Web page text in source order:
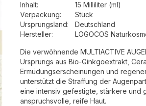
Inhalt:
15 Milliliter (ml)
Verpackung:
Stück
Ursprungsland:
Deutschland
Hersteller: LOGOCOS
Die verwöhnende MULTIACTIVE
Ursprungs aus Bio-Ginkgoextrakt,
Ermüdungserscheinungen und
unterstützt die Straffung der
eine intensiv gefestigte, stärkere und
anspruchsvolle, reife Haut.